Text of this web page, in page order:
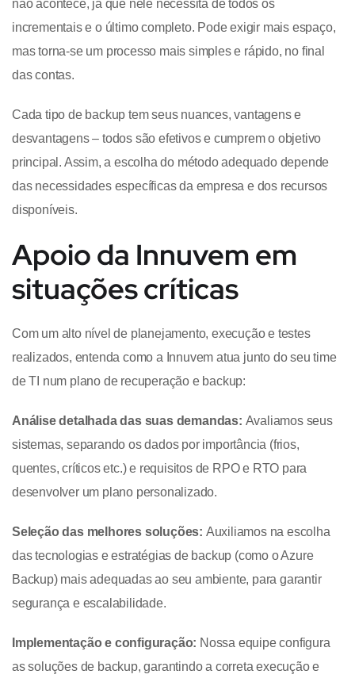
não acontece, já que nele necessita de todos os
incrementais e o último completo. Pode exigir mais espaço,
mas torna-se um processo mais simples e rápido, no final
das contas.
Cada tipo de backup tem seus nuances, vantagens e
desvantagens – todos são efetivos e cumprem o objetivo
principal. Assim, a escolha do método adequado depende
das necessidades específicas da empresa e dos recursos
disponíveis.
Apoio da Innuvem em
situações críticas
Com um alto nível de planejamento, execução e testes
realizados, entenda como a Innuvem atua junto do seu time
de TI num plano de recuperação e backup:
Análise detalhada das suas demandas: Avaliamos seus
sistemas, separando os dados por importância (frios,
quentes, críticos etc.) e requisitos de RPO e RTO para
desenvolver um plano personalizado.
Seleção das melhores soluções: Auxiliamos na escolha
das tecnologias e estratégias de backup (como o Azure
Backup) mais adequadas ao seu ambiente, para garantir
segurança e escalabilidade.
Implementação e configuração: Nossa equipe configura
as soluções de backup, garantindo a correta execução e